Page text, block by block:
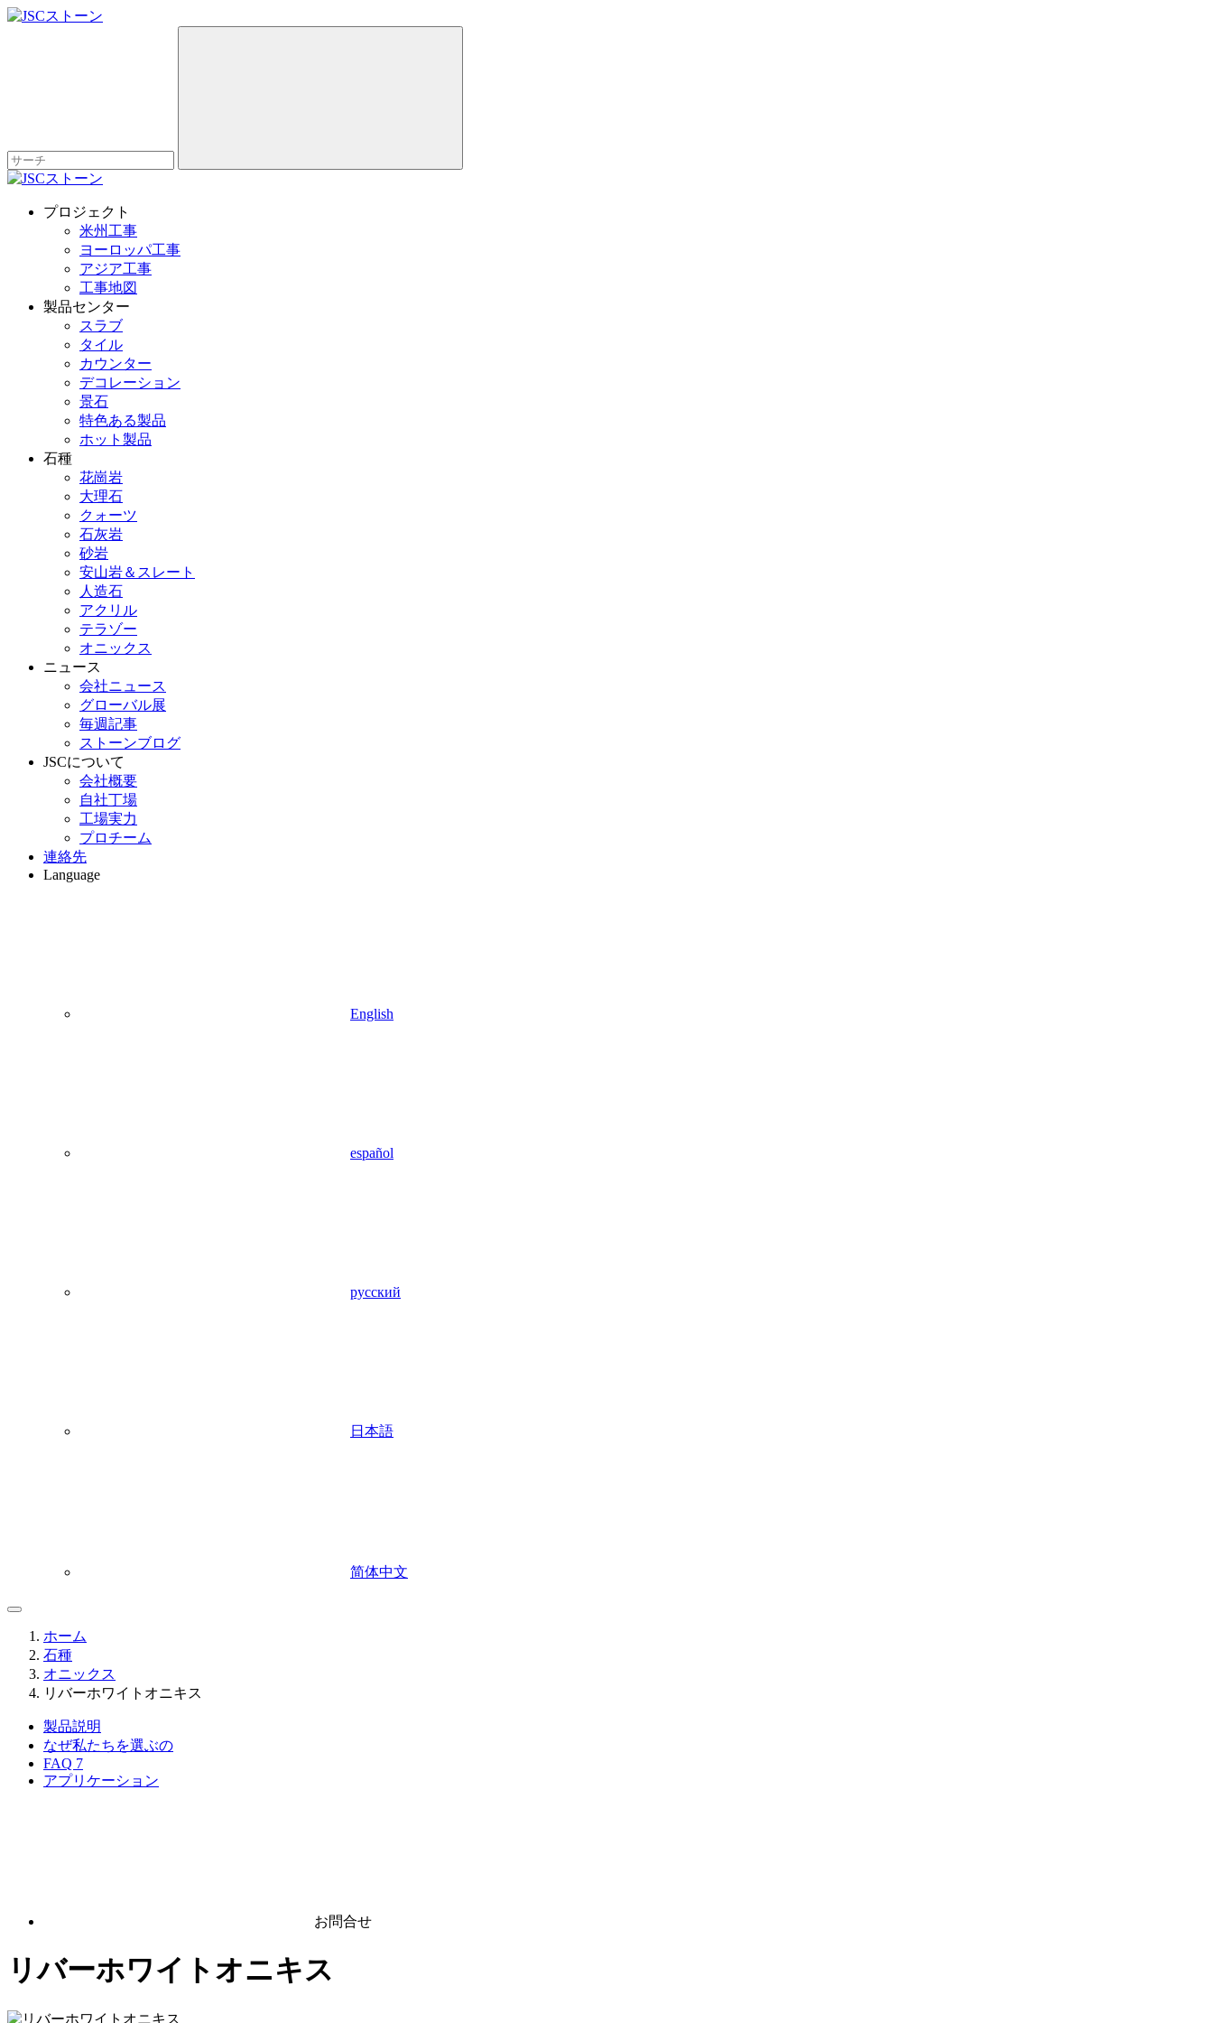
プロジェクト
米州工事
ヨーロッパ工事
アジア工事
工事地図
製品センター
スラブ
タイル
カウンター
デコレーション
景石
特色ある製品
ホット製品
石種
花崗岩
大理石
クォーツ
石灰岩
砂岩
安山岩＆スレート
人造石
アクリル
テラゾー
オニックス
ニュース
会社ニュース
グローバル展
毎週記事
ストーンブログ
JSCについて
会社概要
自社丁場
工場実力
プロチーム
連絡先
Language
English
español
русский
日本語
简体中文
ホーム
石種
オニックス
リバーホワイトオニキス
製品説明
なぜ私たちを選ぶの
FAQ 7
アプリケーション
お問合せ
リバーホワイトオニキス